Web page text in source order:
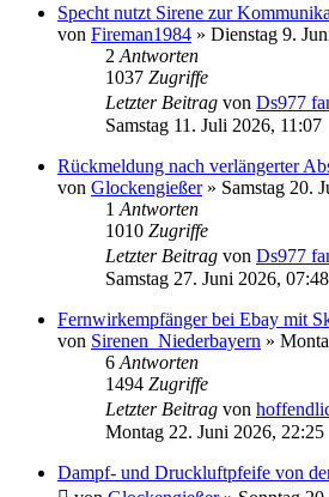
Specht nutzt Sirene zur
von Fireman1984 » Dienstag 9.
2 Antworten
1037 Zugriffe
Letzter Beitrag von Ds977
Samstag 11. Juli 2026, 11:07
Rückmeldung nach verlängerter
von Glockengießer» Samstag 20.
1 Antworten
1010 Zugriffe
Letzter Beitrag von Ds977
Samstag 27. Juni 2026, 07:48
Fernwirkempfänger bei Ebay mit
von Sirenen_Niederbayern »
6 Antworten
1494 Zugriffe
Letzter Beitrag von
Montag 22. Juni 2026, 22:25
Dampf- und Druckluftpfeife von